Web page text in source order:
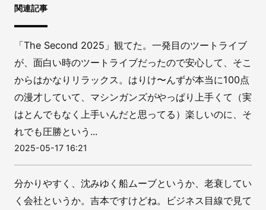
関連記事
「The Second 2025」観てた。一発目のツートライブ
が、面白い時のツートライブだったので安心して、そこ
からはかなりリラックス。はりけ〜んずが本当に100点
の漫才していて、マシンガンズがやっぱり上手くて（実
はとんでもなく上手いんだと思ってる）楽しいのに、そ
れでも圧勝という...
2025-05-17 16:21
分かりやすく、沈みゆく船ムーブというか、老衰してい
く会社というか。吉本ですけどね。ビジネス目線で見て